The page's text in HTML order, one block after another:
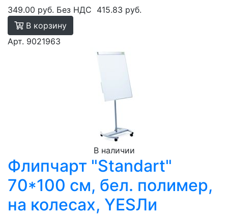
349.00 руб. Без НДС 415.83 руб.
В корзину
Арт. 9021963
В наличии
Флипчарт "Standart"
70*100 см, бел. полимер,
на колесах, YESЛи